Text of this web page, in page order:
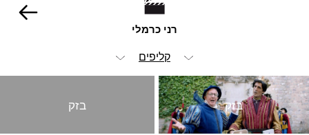
רני כרמלי
קליפים
הכל
ויז'ואל
בזק בזק